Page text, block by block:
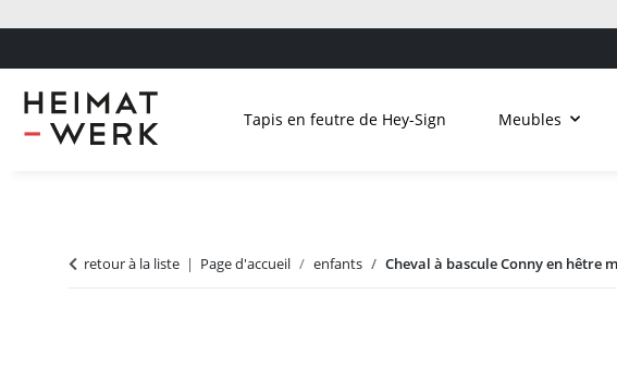
Tapis en feutre de Hey-Sign Meubles
retour à la liste Page d'accueil enfants Cheval à bascule Conny en hêtre